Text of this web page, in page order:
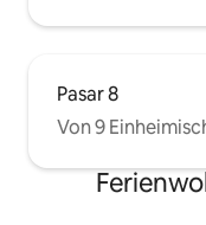
Pasar 8
Von 9